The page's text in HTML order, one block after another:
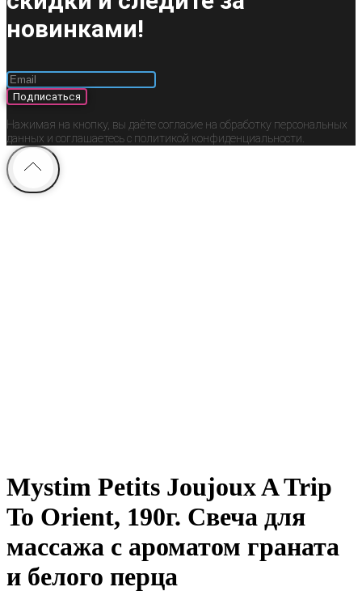
новинками!
Подписаться
Нажимая на кнопку, вы даёте согласие на обработку персональных
данных и соглашаетесь c политикой конфиденциальности.
Mystim Petits Joujoux A Trip
To Orient, 190г. Свеча для
массажа с ароматом граната
и белого перца